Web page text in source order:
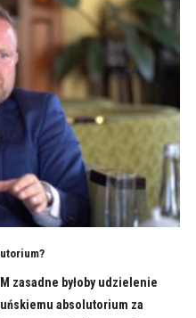
zasadne byłoby udzielenie
absolutorium za